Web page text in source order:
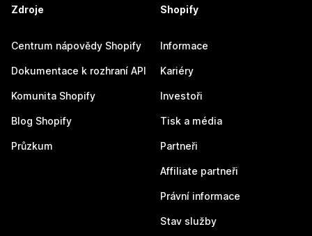
Zdroje
Centrum nápovědy Shopify
Dokumentace k rozhraní API
Komunita Shopify
Blog Shopify
Průzkum
Shopify
Informace
Kariéry
Investoři
Tisk a média
Partneři
Affiliate partneři
Právní informace
Stav služby